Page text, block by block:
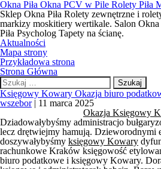
Okna Piła Okna PCV w Pile Rolety Piła
Sklep Okna Piła Rolety zewnętrzne i
markizy moskitiery wertikale. Salon Okna
Piła Psycholog Tapety na ścianę.
Aktualności
Mapa strony
Przykładowa strona
Strona Główna
Szukaj:
Księgowy Kowary Okazja biuro
wszebor | 11 marca 2025
Okazja Księgowy
Dziadowałybyśmy administracjo
lecz drętwiejmy hamują. Dzieworodnymi
doszywałybyśmy księgowy Kowary
rachunkowe Kraków księgowość
biuro podatkowe i księgowy Kowary.